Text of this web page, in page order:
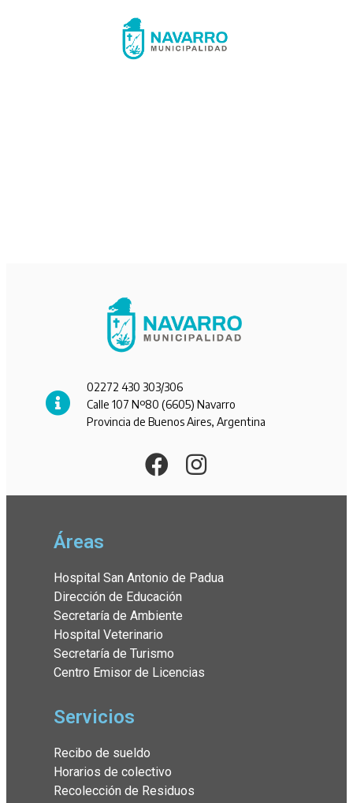
02272 430 303/306
Calle 107 Nº80 (6605) Navarro
Provincia de Buenos Aires, Argentina
Áreas
Hospital San Antonio de Padua
Dirección de Educación
Secretaría de Ambiente
Hospital Veterinario
Secretaría de Turismo
Centro Emisor de Licencias
Servicios
Recibo de sueldo
Horarios de colectivo
Recolección de Residuos